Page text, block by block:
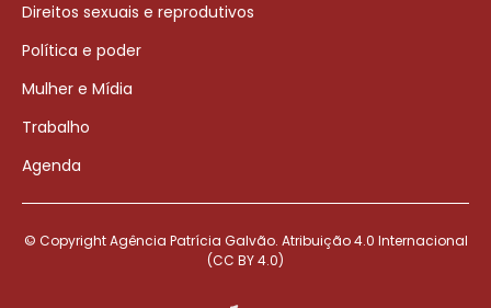
Direitos sexuais e reprodutivos
Política e poder
Mulher e Mídia
Trabalho
Agenda
© Copyright Agência Patrícia Galvão. Atribuição 4.0 Internacional
(CC BY 4.0)